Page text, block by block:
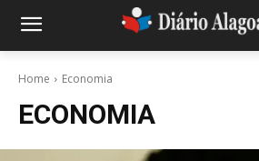
Home Economia
ECONOMIA